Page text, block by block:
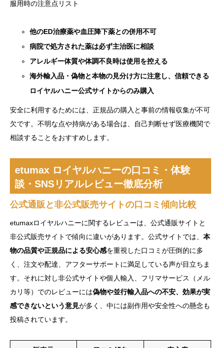
服用時の注意点リスト
他のED治療薬や血圧降下薬との併用不可
病院で処方された薬は必ず主治医に相談
アレルギー体質や体調不良時は使用を控える
海外輸入品・偽物と本物の見分け方に注意し、信頼できる
ロイヤルハニー公式サイトからのみ購入
安全に利用するためには、正規品の購入と事前の情報収集が不可
欠です。不明な点や持病がある場合は、自己判断せず医療機関で
相談することをおすすめします。
etumax ロイヤルハニーの口コミ・体験
談・SNSリアルレビュー徹底分析
公式通販と非公式販売サイトの口コミ傾向比較
etumaxロイヤルハニーに関するレビューは、公式通販サイトと
非公式販売サイトで傾向に違いがあります。公式サイトでは、 本
物の品質や正規品による安心感を重視した口コミが圧倒的に多
く、注文や配達、アフターサポートに満足している声が目立ちま
す。それに対し非公式サイトや個人輸入、フリマサービス（メル
カリ等）でのレビューには偽物や並行輸入品への不安、効果が実
感できないという意見が多く、中には副作用や安全性への懸念も
投稿されています。